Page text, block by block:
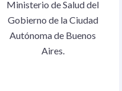
Ministerio de Salud del
Gobierno de la Ciudad
Autónoma de Buenos
Aires.